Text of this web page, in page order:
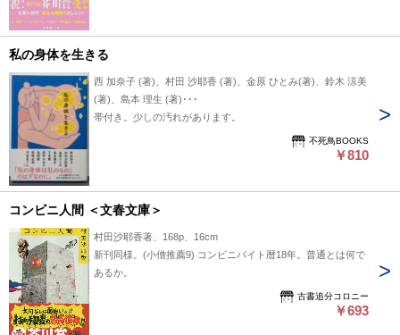
私の身体を生きる
西 加奈子 (著)、村田 沙耶香 (著)、金原 ひとみ(著)、鈴木 涼美
(著)、島本 理生 (著)･･･
帯付き。少しの汚れがあります。
不死鳥BOOKS
￥810
コンビニ人間 ＜文春文庫＞
村田沙耶香著、168p、16cm
新刊同様。(小僧推薦9) コンビニバイト暦18年。普通とは何で
あるか。
古書追分コロニー
￥693